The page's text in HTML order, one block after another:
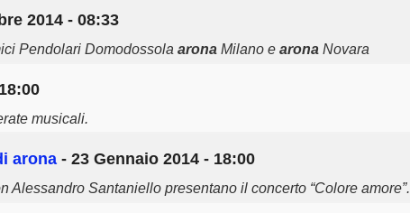
2014 - 08:33
Pendolari Domodossola arona Milano e arona Novara
musicali.
arona - 23 Gennaio 2014 - 18:00
Alessandro Santaniello presentano il concerto “Colore amore”.